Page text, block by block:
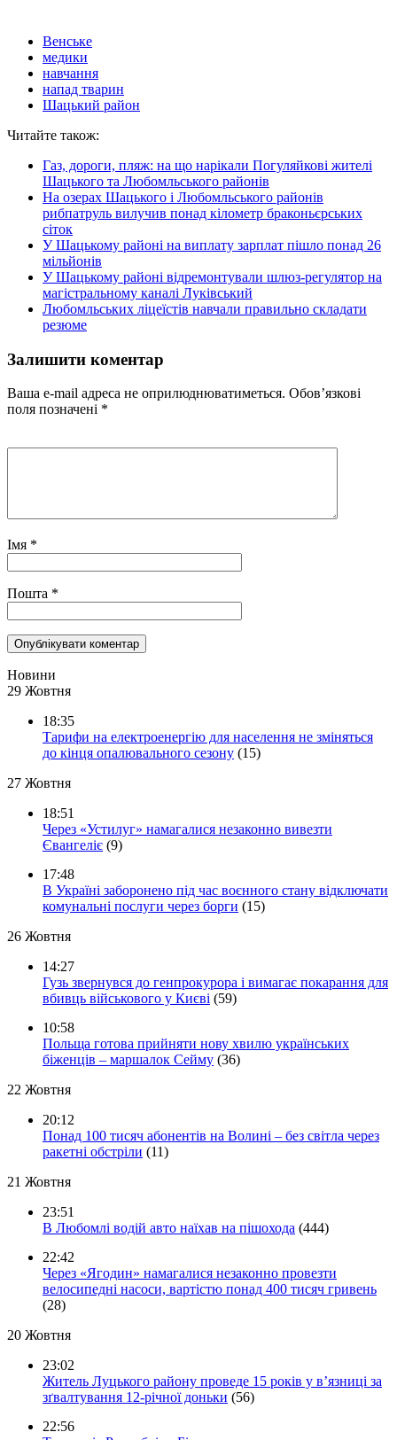
Венське
медики
навчання
напад тварин
Шацький район
Читайте також:
Газ, дороги, пляж: на що нарікали Погуляйкові жителі
Шацького та Любомльського районів
На озерах Шацького і Любомльського районів
рибпатруль вилучив понад кілометр браконьєрських
сіток
У Шацькому районі на виплату зарплат пішло понад 26
мільйонів
У Шацькому районі відремонтували шлюз-регулятор на
магістральному каналі Луківський
Любомльських ліцеїстів навчали правильно складати
резюме
Залишити коментар
Ваша e-mail адреса не оприлюднюватиметься. Обов’язкові
поля позначені *
Імя *
Пошта *
Новини
29 Жовтня
18:35
Тарифи на електроенергію для населення не зміняться
до кінця опалювального сезону (15)
27 Жовтня
18:51
Через «Устилуг» намагалися незаконно вивезти
Євангеліє (9)
17:48
В Україні заборонено під час воєнного стану відключати
комунальні послуги через борги (15)
26 Жовтня
14:27
Гузь звернувся до генпрокурора і вимагає покарання для
вбивць військового у Києві (59)
10:58
Польща готова прийняти нову хвилю українських
біженців – маршалок Сейму (36)
22 Жовтня
20:12
Понад 100 тисяч абонентів на Волині – без світла через
ракетні обстріли (11)
21 Жовтня
23:51
В Любомлі водій авто наїхав на пішохода (444)
22:42
Через «Ягодин» намагалися незаконно провезти
велосипедні насоси, вартістю понад 400 тисяч гривень
(28)
20 Жовтня
23:02
Житель Луцького району проведе 15 років у в’язниці за
зґвалтування 12-річної доньки (56)
22:56